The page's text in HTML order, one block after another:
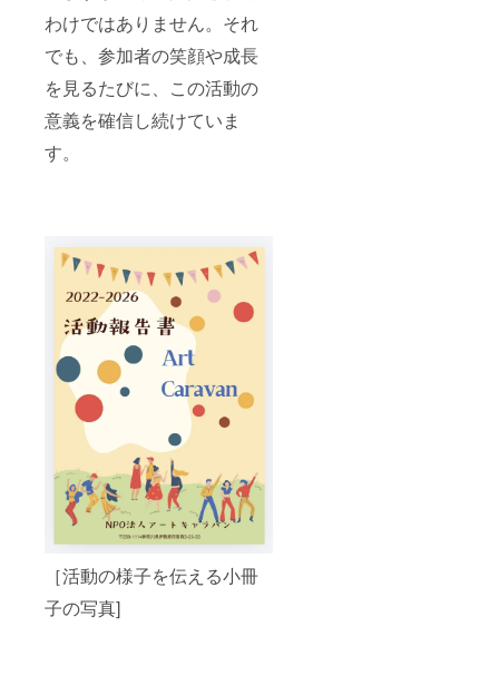
わけではありません。それ
でも、参加者の笑顔や成長
を見るたびに、この活動の
意義を確信し続けていま
す。
［活動の様子を伝える小冊
子の写真]